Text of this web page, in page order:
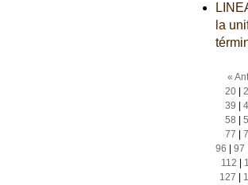
la
«
20|
39
58
77
96
97
112
127